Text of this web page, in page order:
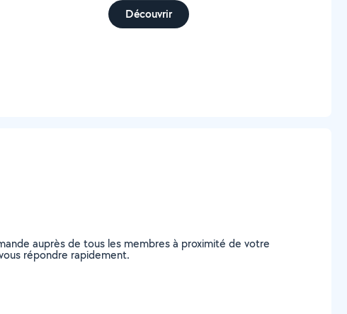
Découvrir
auprès de tous les membres à proximité de votre
répondre rapidement.